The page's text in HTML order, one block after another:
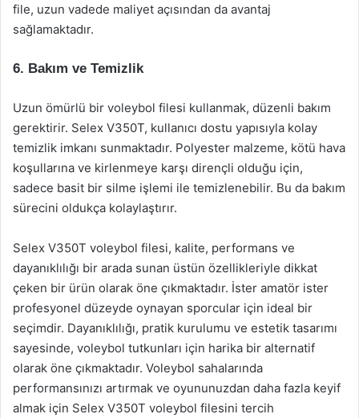
file, uzun vadede maliyet açısından da avantaj
sağlamaktadır.
6. Bakım ve Temizlik
Uzun ömürlü bir voleybol filesi kullanmak, düzenli bakım
gerektirir. Selex V350T, kullanıcı dostu yapısıyla kolay
temizlik imkanı sunmaktadır. Polyester malzeme, kötü hava
koşullarına ve kirlenmeye karşı dirençli olduğu için,
sadece basit bir silme işlemi ile temizlenebilir. Bu da bakım
sürecini oldukça kolaylaştırır.
Selex V350T voleybol filesi, kalite, performans ve
dayanıklılığı bir arada sunan üstün özellikleriyle dikkat
çeken bir ürün olarak öne çıkmaktadır. İster amatör ister
profesyonel düzeyde oynayan sporcular için ideal bir
seçimdir. Dayanıklılığı, pratik kurulumu ve estetik tasarımı
sayesinde, voleybol tutkunları için harika bir alternatif
olarak öne çıkmaktadır. Voleybol sahalarında
performansınızı artırmak ve oyununuzdan daha fazla keyif
almak için Selex V350T voleybol filesini tercih